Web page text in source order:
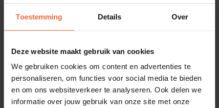
Toestemming Details Over
Deze website maakt gebruik van cookies
We gebruiken cookies om content en advertenties te
personaliseren, om functies voor social media te bieden
en om ons websiteverkeer te analyseren. Ook delen we
informatie over jouw gebruik van onze site met onze
De feature ‘Services’ van DISH Tafelreservering is
zeer geschikt om je kerstlunch, kerstdiner of
bijvoorbeeld kerstborrel op je winterterras in de
etalage te zetten. Misschien organiseer je er wel